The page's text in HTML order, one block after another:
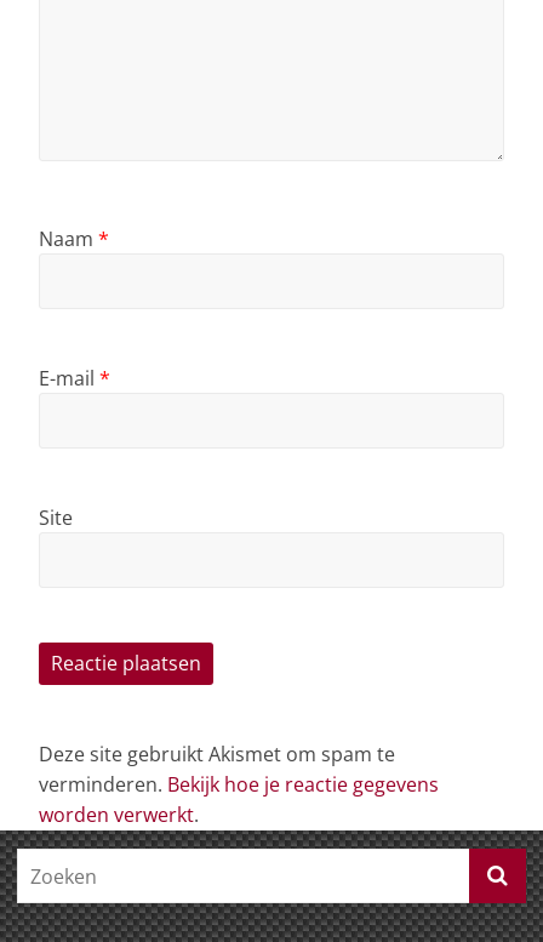
Naam *
E-mail *
Site
Deze site gebruikt Akismet om spam te
verminderen. Bekijk hoe je reactie gegevens
worden verwerkt.